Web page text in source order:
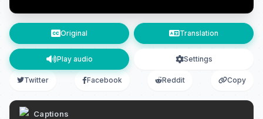
Original Translation
Play audio Settings
Twitter Facebook Reddit Copy
Captions